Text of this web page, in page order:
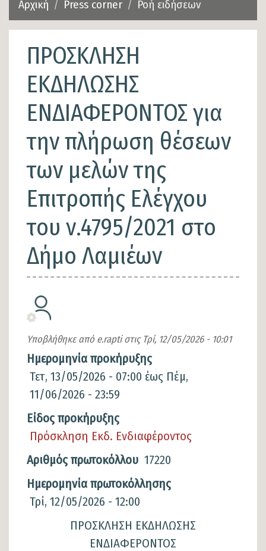
Αρχική Press corner Ροή ειδήσεων
ΠΡΟΣΚΛΗΣΗ
ΕΚΔΗΛΩΣΗΣ
ΕΝΔΙΑΦΕΡΟΝΤΟΣ για
την πλήρωση θέσεων
των μελών της
Επιτροπής Ελέγχου
του ν.4795/2021 στο
Δήμο Λαμιέων
Υποβλήθηκε από e.raptiστις Τρί, 12/05/2026 - 10:01
Ημερομηνία προκήρυξης
Τετ, 13/05/2026 - 07:00 έως Πέμ,
11/06/2026 - 23:59
Είδος προκήρυξης
Πρόσκληση Εκδ. Ενδιαφέροντος
Αριθμός πρωτοκόλλου 17220
Ημερομηνία πρωτοκόλλησης
Τρί, 12/05/2026 - 12:00
ΠεριγραφήΠΡΟΣΚΛΗΣΗ ΕΚΔΗΛΩΣΗΣ
ΕΝΔΙΑΦΕΡΟΝΤΟΣ